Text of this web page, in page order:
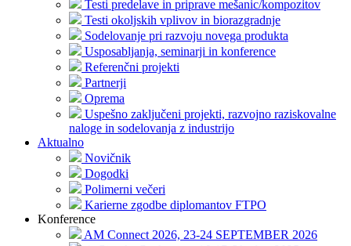
Testi predelave in priprave mešanic/kompozitov
Testi okoljskih vplivov in biorazgradnje
Sodelovanje pri razvoju novega produkta
Usposabljanja, seminarji in konference
Referenčni projekti
Partnerji
Oprema
Uspešno zaključeni projekti, razvojno raziskovalne
naloge in sodelovanja z industrijo
Aktualno
Novičnik
Dogodki
Polimerni večeri
Karierne zgodbe diplomantov FTPO
Konference
AM Connect 2026, 23-24 SEPTEMBER 2026